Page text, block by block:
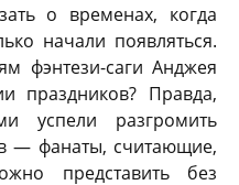
о временах, когда
начали появляться.
фэнтези-саги Анджея
праздников? Правда,
успели разгромить
— фанаты, считающие,
представить без